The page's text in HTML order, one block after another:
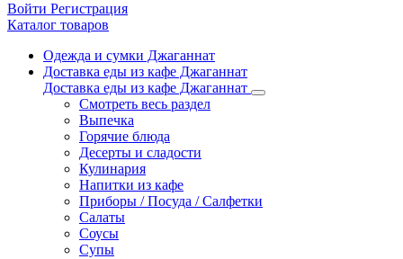
Войти Регистрация
Каталог товаров
Одежда и сумки Джаганнат
Доставка еды из кафе Джаганнат
Доставка еды из кафе Джаганнат
Смотреть весь раздел
Выпечка
Горячие блюда
Десерты и сладости
Кулинария
Напитки из кафе
Приборы / Посуда / Салфетки
Салаты
Соусы
Супы